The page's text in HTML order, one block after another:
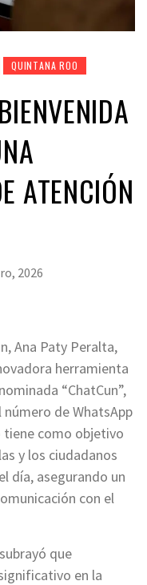
QUINTANA ROO
ATENCIÓN
2026
Ana Paty Peralta,
herramienta
“ChatCun”,
de WhatsApp
tiene como objetivo
y los ciudadanos
día, asegurando un
con el
que
en la